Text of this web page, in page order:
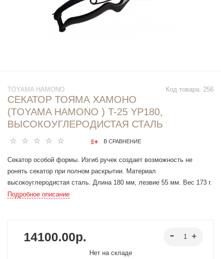
Код товара: 256
TOYAMA HAMONO
СЕКАТОР ТОЯМА ХАМОНО
(TOYAMA HAMONO ) T-25 YP180,
ВЫСОКОУГЛЕРОДИСТАЯ СТАЛЬ
В СРАВНЕНИЕ
Секатор особой формы. Изгиб ручек создает возможность не
ронять секатор при полном раскрытии. Материал
высокоуглеродистая сталь. Длина 180 мм, лезвие 55 мм. Вес 173 г.
Подходит для резки стеблей и веток до 15 мм.
Подробное описание
14100.00р.
Нет на складе